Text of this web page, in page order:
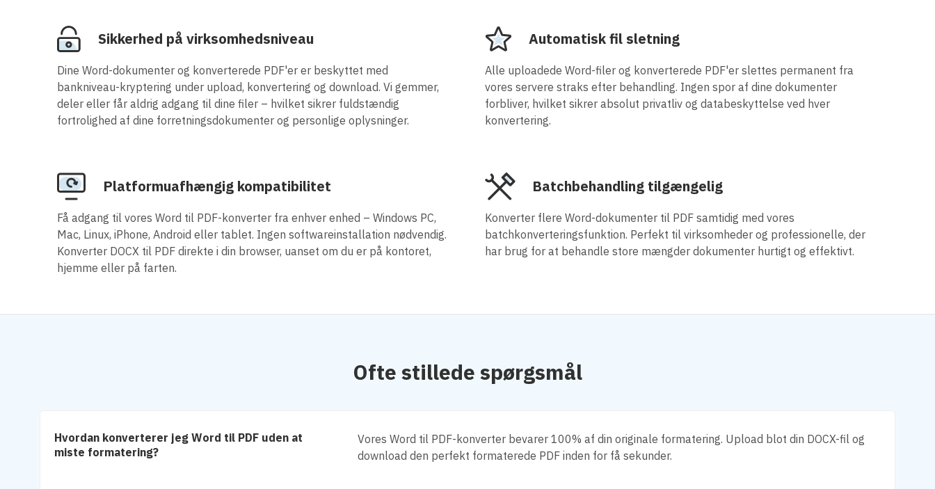
Sikkerhed på virksomhedsniveau
Dine Word-dokumenter og konverterede PDF'er er beskyttet med
bankniveau-kryptering under upload, konvertering og download. Vi gemmer,
deler eller får aldrig adgang til dine filer – hvilket sikrer fuldstændig
fortrolighed af dine forretningsdokumenter og personlige oplysninger.
Automatisk fil sletning
Alle uploadede Word-filer og konverterede PDF'er slettes permanent fra
vores servere straks efter behandling. Ingen spor af dine dokumenter
forbliver, hvilket sikrer absolut privatliv og databeskyttelse ved hver
konvertering.
Platformuafhængig kompatibilitet
Få adgang til vores Word til PDF-konverter fra enhver enhed – Windows PC,
Mac, Linux, iPhone, Android eller tablet. Ingen softwareinstallation nødvendig.
Konverter DOCX til PDF direkte i din browser, uanset om du er på kontoret,
hjemme eller på farten.
Batchbehandling tilgængelig
Konverter flere Word-dokumenter til PDF samtidig med vores
batchkonverteringsfunktion. Perfekt til virksomheder og professionelle, der
har brug for at behandle store mængder dokumenter hurtigt og effektivt.
Ofte stillede spørgsmål
Hvordan konverterer jeg Word til PDF uden at
miste formatering?
Vores Word til PDF-konverter bevarer 100% af din originale formatering. Upload blot din DOCX-fil og
download den perfekt formaterede PDF inden for få sekunder.